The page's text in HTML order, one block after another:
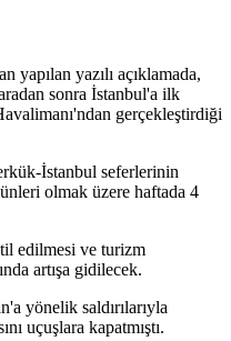
yapılan yazılı açıklamada,
sonra İstanbul'a ilk
gerçekleştirdiği
İstanbul seferlerinin
olmak üzere haftada 4
edilmesi ve turizm
artışa gidilecek.
yönelik saldırılarıyla
uçuşlara kapatmıştı.